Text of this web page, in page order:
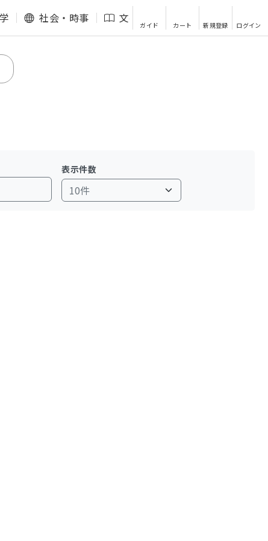
社会・時事 文芸・エッセイ
ガイド カート 新規登録 ログイン
表示件数